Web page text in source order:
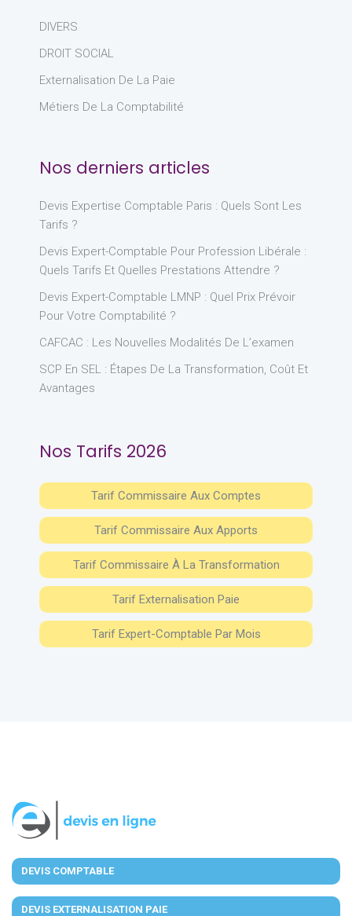
DIVERS
DROIT SOCIAL
Externalisation De La Paie
Métiers De La Comptabilité
Nos derniers articles
Devis Expertise Comptable Paris : Quels Sont Les
Tarifs ?
Devis Expert-Comptable Pour Profession Libérale :
Quels Tarifs Et Quelles Prestations Attendre ?
Devis Expert-Comptable LMNP : Quel Prix Prévoir
Pour Votre Comptabilité ?
CAFCAC : Les Nouvelles Modalités De L’examen
SCP En SEL : Étapes De La Transformation, Coût Et
Avantages
Nos Tarifs 2026
Tarif Commissaire Aux Comptes
Tarif Commissaire Aux Apports
Tarif Commissaire À La Transformation
Tarif Externalisation Paie
Tarif Expert-Comptable Par Mois
DEVIS COMPTABLE
DEVIS EXTERNALISATION PAIE